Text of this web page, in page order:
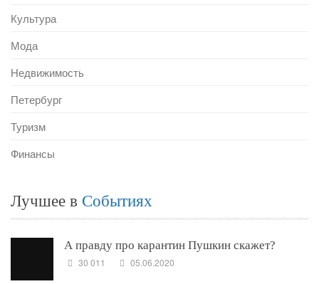
Культура
Мода
Недвижимость
Петербург
Туризм
Финансы
Лучшее в Событиях
А правду про карантин Пушкин скажет?
30 011 05.06.2020